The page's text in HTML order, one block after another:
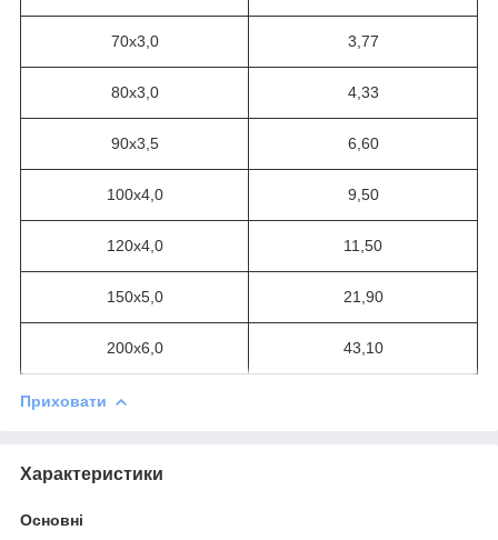
70х3,0 3,77
80х3,0 4,33
90х3,5 6,60
100х4,0 9,50
120х4,0 11,50
150х5,0 21,90
200х6,0 43,10
Приховати
Характеристики
Основні